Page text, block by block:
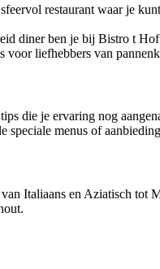
restaurant waar je
diner ben je bij Bistro t
voor liefhebbers van
die je ervaring nog
speciale menus of
Italiaans en Aziatisch